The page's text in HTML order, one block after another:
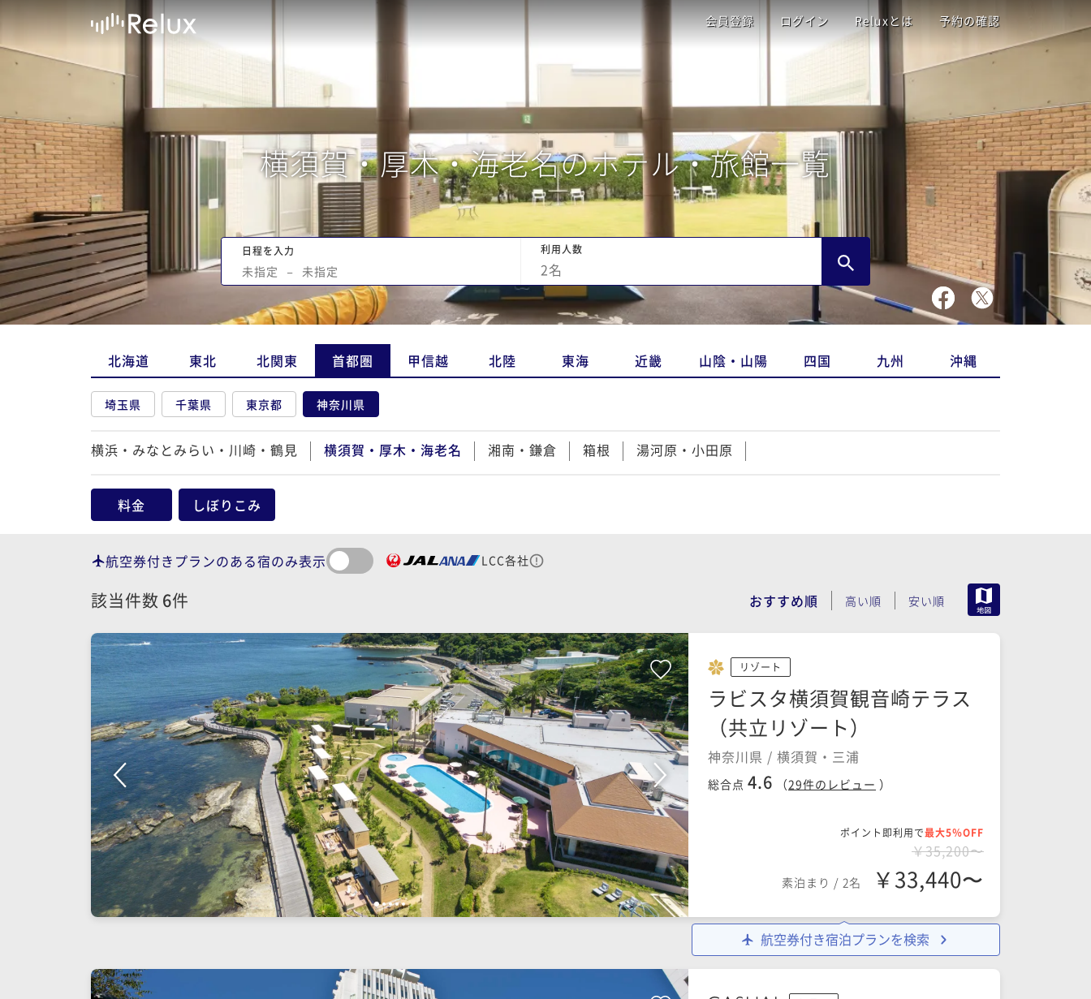
会員登録 ログイン Reluxとは 予約の確認
横須賀・厚木・海老名のホテル・旅館一覧
日程を入力
未指定 − 未指定
利用人数
2名
北海道 東北 北関東 首都圏 甲信越 北陸 東海 近畿 山陰・山陽 四国 九州 沖縄
埼玉県 千葉県 東京都 神奈川県
横浜・みなとみらい・川崎・鶴見 横須賀・厚木・海老名 湘南・鎌倉 箱根 湯河原・小田原
料金 しぼりこみ
航空券付きプランのある宿のみ表示 LCC各社
該当件数 6件 おすすめ順 高い順 安い順
1 2345
リゾート
ラビスタ横須賀観音崎テラス
（共立リゾート）
神奈川県 / 横須賀・三浦
総合点 4.6 （29件のレビュー ）
ポイント即利用で最大5％OFF
￥35,200〜
素泊まり / 2名 ￥33,440〜
航空券付き宿泊プランを検索